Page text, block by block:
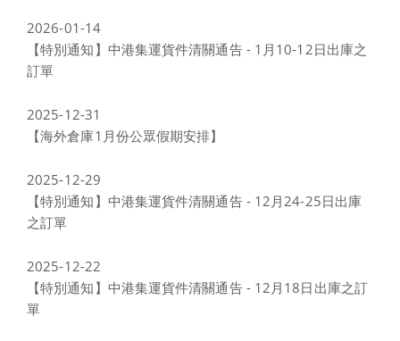
2026-01-14
【特別通知】中港集運貨件清關通告 - 1月10-12日出庫之
訂單
2025-12-31
【海外倉庫1月份公眾假期安排】
2025-12-29
【特別通知】中港集運貨件清關通告 - 12月24-25日出庫
之訂單
2025-12-22
【特別通知】中港集運貨件清關通告 - 12月18日出庫之訂
單